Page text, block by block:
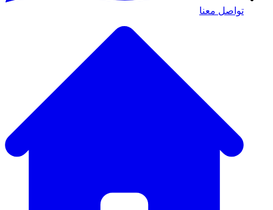
تواصل معنا